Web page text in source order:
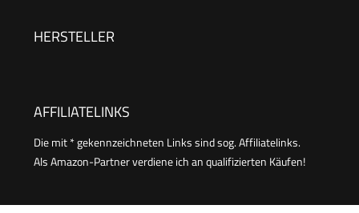
Edelstahl/Metall
HERSTELLER
AFFILIATELINKS
Die mit * gekennzeichneten Links sind sog. Affiliatelinks.
Als Amazon-Partner verdiene ich an qualifizierten Käufen!